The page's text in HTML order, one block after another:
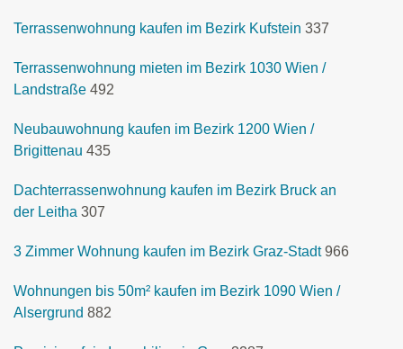
Terrassenwohnung kaufen im Bezirk Kufstein 337
Terrassenwohnung mieten im Bezirk 1030 Wien /
Landstraße 492
Neubauwohnung kaufen im Bezirk 1200 Wien /
Brigittenau 435
Dachterrassenwohnung kaufen im Bezirk Bruck an
der Leitha 307
3 Zimmer Wohnung kaufen im Bezirk Graz-Stadt 966
Wohnungen bis 50m² kaufen im Bezirk 1090 Wien /
Alsergrund 882